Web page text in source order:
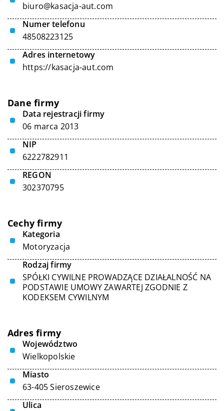
biuro@kasacja-aut.com
Numer telefonu
48508223125
Adres internetowy
https://kasacja-aut.com
Dane firmy
Data rejestracji firmy
06 marca 2013
NIP
6222782911
REGON
302370795
Cechy firmy
Kategoria
Motoryzacja
Rodzaj firmy
SPÓŁKI CYWILNE PROWADZĄCE DZIAŁALNOŚĆ NA
PODSTAWIE UMOWY ZAWARTEJ ZGODNIE Z
KODEKSEM CYWILNYM
Adres firmy
Województwo
Wielkopolskie
Miasto
63-405 Sieroszewice
Ulica